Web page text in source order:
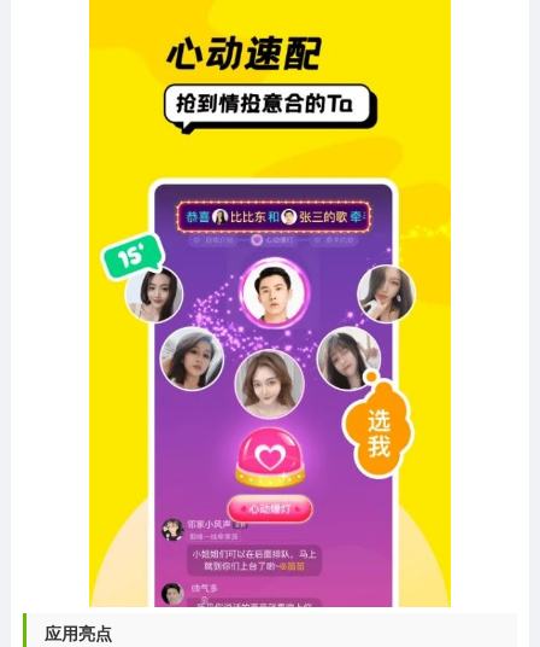
应用亮点